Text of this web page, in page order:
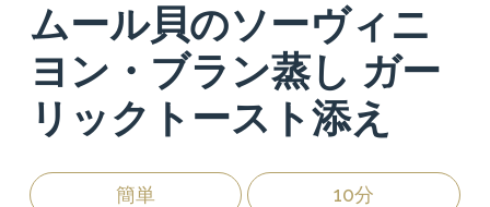
ムール貝のソーヴィニ
ヨン・ブラン蒸し ガー
リックトースト添え
簡単 10分